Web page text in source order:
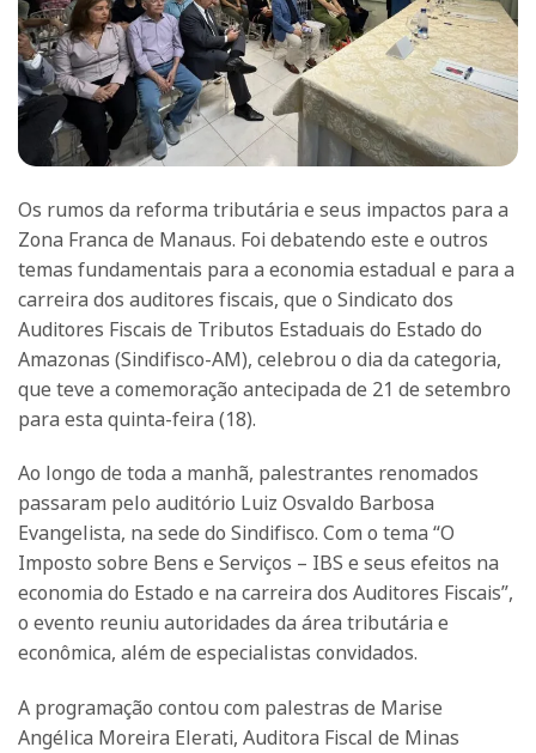
Os rumos da reforma tributária e seus impactos para a
Zona Franca de Manaus. Foi debatendo este e outros
temas fundamentais para a economia estadual e para a
carreira dos auditores fiscais, que o Sindicato dos
Auditores Fiscais de Tributos Estaduais do Estado do
Amazonas (Sindifisco-AM), celebrou o dia da categoria,
que teve a comemoração antecipada de 21 de setembro
para esta quinta-feira (18).
Ao longo de toda a manhã, palestrantes renomados
passaram pelo auditório Luiz Osvaldo Barbosa
Evangelista, na sede do Sindifisco. Com o tema “O
Imposto sobre Bens e Serviços – IBS e seus efeitos na
economia do Estado e na carreira dos Auditores Fiscais”,
o evento reuniu autoridades da área tributária e
econômica, além de especialistas convidados.
A programação contou com palestras de Marise
Angélica Moreira Elerati, Auditora Fiscal de Minas